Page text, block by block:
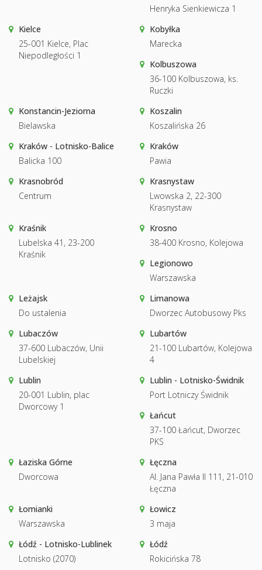
Henryka Sienkiewicza 1
Kielce
25-001 Kielce, Plac
Niepodległości 1
Kobyłka
Marecka
Kolbuszowa
36-100 Kolbuszowa, ks.
Ruczki
Konstancin-Jeziorna
Bielawska
Koszalin
Koszalińska 26
Kraków - Lotnisko-Balice
Balicka 100
Kraków
Pawia
Krasnobród
Centrum
Krasnystaw
Lwowska 2, 22-300
Krasnystaw
Kraśnik
Lubelska 41, 23-200
Kraśnik
Krosno
38-400 Krosno, Kolejowa
Legionowo
Warszawska
Leżajsk
Do ustalenia
Limanowa
Dworzec Autobusowy Pks
Lubaczów
37-600 Lubaczów, Unii
Lubelskiej
Lubartów
21-100 Lubartów, Kolejowa
4
Lublin
20-001 Lublin, plac
Dworcowy 1
Lublin - Lotnisko-Świdnik
Port Lotniczy Świdnik
Łańcut
37-100 Łańcut, Dworzec
PKS
Łaziska Górne
Dworcowa
Łęczna
Al. Jana Pawła II 111, 21-010
Łęczna
Łomianki
Warszawska
Łowicz
3 maja
Łódź - Lotnisko-Lublinek
Lotnisko (2070)
Łódź
Rokicińska 78